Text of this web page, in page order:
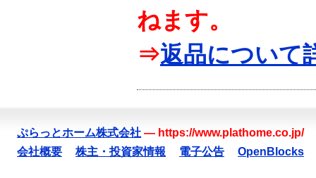
ねます。
⇒返品について
ぷらっとホーム株式会社 — https://www.plathome.co.jp/
会社概要
株主・投資家情報 電子公告 OpenBlocks